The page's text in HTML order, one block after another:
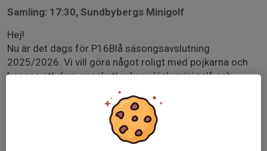
Samling: 17:30, Sundbybergs Minigolf
Hej!
Nu är det dags för P16Blå säsongsavslutning
2025/2026. Vi vill göra något roligt med pojkarna och
hoppas att dem uppskattar korv, läsk, minigolf och
mjukglass. Lämna pojkarna vid Sundbybergs minigolf
som ligger mellan Råstasjön och Lötsjön. Vi startar vid
17:30 och räknar med avsluta runt 19:30.
Därefter är det dags för välbehövlig sommarvila :-)